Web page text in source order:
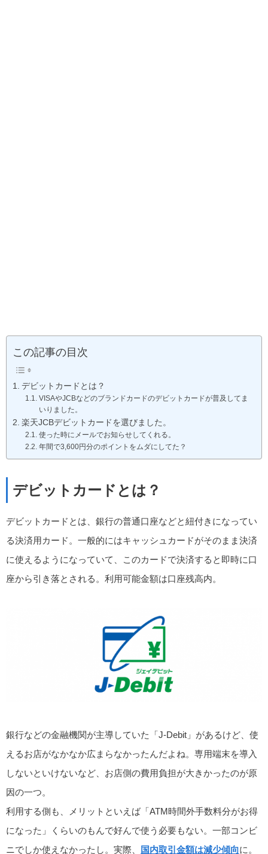
この記事の目次
デビットカードとは？
VISAやJCBなどのブランドカードのデビットカードが普及してま
いりました。
楽天JCBデビットカードを選びました。
使った時にメールでお知らせしてくれる。
年間で3,600円分のポイントをムダにしてた？
デビットカードとは？
デビットカードとは、銀行の普通口座などと紐付きになってい
る決済用カード。一般的にはキャッシュカードがそのまま決済
に使えるようになっていて、このカードで決済すると即時に口
座から引き落とされる。利用可能金額は口座残高内。
銀行などの金融機関が主導していた「J-Debit」があるけど、使
えるお店がなかなか広まらなかったんだよね。専用端末を導入
しないといけないなど、お店側の費用負担が大きかったのが原
因の一つ。
利用する側も、メリットといえば「ATM時間外手数料分がお得
になった」くらいのもんで好んで使う必要もない。一部コンビ
ニでしか使えなかったし。実際、
国内取引金額は減少傾向に。